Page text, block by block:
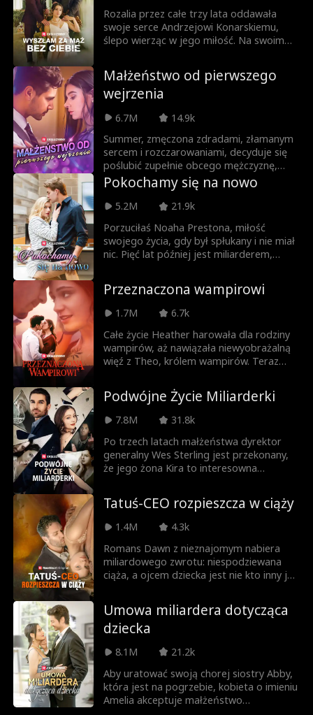
dziedziczką fortuny! Czy Tristan odzyska
serce Joyce? A może zakocha się w dużo
młodszym, uroczym Williamie Pope?
Rozalia przez całe trzy lata oddawała
swoje serce Andrzejowi Konarskiemu,
ślepo wierząc w jego miłość. Na swoim
by powiedzieć jej, że… przez cały czas
była dla niego wszystkim?
Małżeństwo od pierwszego
wejrzenia
6.7M
14.9k
Summer, zmęczona zdradami, złamanym
sercem i rozczarowaniami, decyduje się
poślubić zupełnie obcego mężczyznę,
który obiecuje jej późniejszy rozwód.
Przechodząc przez wzloty i upadki tego
niespodziewanego małżeństwa, gdy jej
Summer zaczyna dostrzegać, że
prawdziwa miłość potrafi pojawić się w
najmniej oczekiwanym momencie.
Pokochamy się na nowo
5.2M
21.9k
Porzuciłaś Noaha Prestona, miłość
swojego życia, gdy był spłukany i nie miał
nic. Pięć lat później jest miliarderem,
twoje życie w piekło. Czy wyjawisz mu
prawdęo tym, dlaczego naprawdę go
zostawiłaś, czy jest już za późno na drugą
szansę w miłości?
Przeznaczona wampirowi
1.7M
6.7k
Całe życie Heather harowała dla rodziny
wampirów, aż nawiązała niewyobrażalną
więź z Theo, królem wampirów. Teraz
tajemnice – co się stało z jej utraconymi
wspomnieniami z dzieciństwa? Jak doszło
do tej więzi? Czy Theo jest jej zgubą, czy
miłością życia?
Podwójne Życie Miliarderki
7.8M
31.8k
Po trzech latach małżeństwa dyrektor
generalny Wes Sterling jest przekonany,
że jego żona Kira to interesowna
rozwodzi i ponownie przyjmuje swoją
prawdziwą tożsamość… dziedziczki
miliardowej fortuny! Co zrobi Wes, gdy
zrozumie, że popełnił największy błąd
swojego życia? Czy Kira się na nim
zemści… a może znów się w nim zakocha?
Tatuś-CEO rozpieszcza w ciąży
1.4M
4.3k
Romans Dawn z nieznajomym nabiera
miliardowego zwrotu: niespodziewana
ciąża, a ojcem dziecka jest nie kto inny jak
ale dlaczego ucieka?!
Umowa miliardera dotycząca
dziecka
8.1M
21.2k
Aby uratować swoją chorej siostry Abby,
która jest na pogrzebie, kobieta o imieniu
Amelia akceptuje małżeństwo